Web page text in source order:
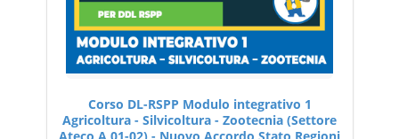
Corso DL-RSPP Modulo integrativo 1
Agricoltura - Silvicoltura - Zootecnia (Settore